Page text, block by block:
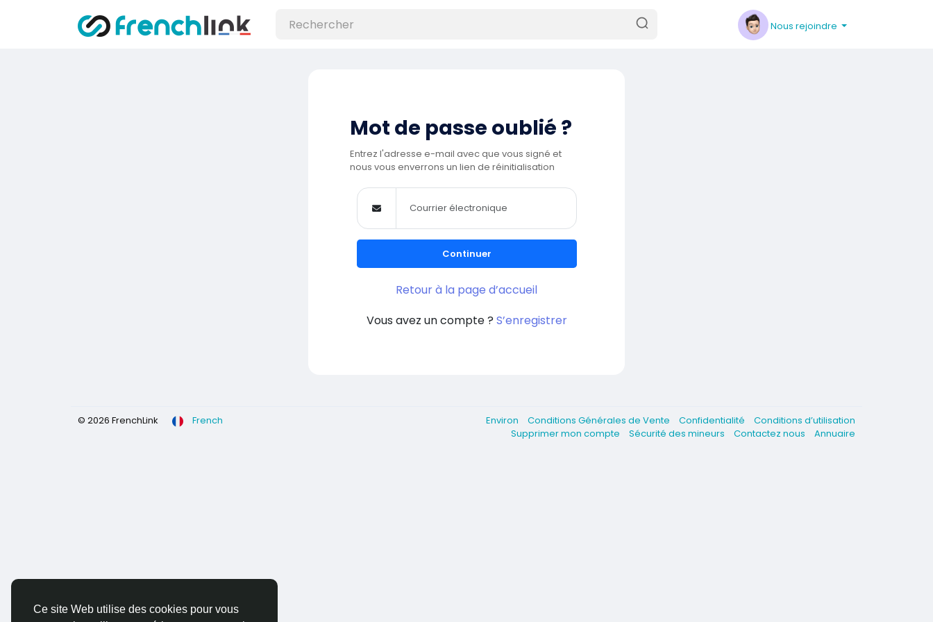
Ce site Web utilise des cookies pour vous
Nous rejoindre
Mot de passe oublié ?
Entrez l'adresse e-mail avec que vous signé et
nous vous enverrons un lien de réinitialisation
Continuer
Retour à la page d’accueil
Vous avez un compte ? S’enregistrer
© 2026 FrenchLink French Environ Conditions Générales de Vente Confidentialité
Conditions d’utilisation
Supprimer mon compte
Sécurité des mineurs Contactez nous Annuaire